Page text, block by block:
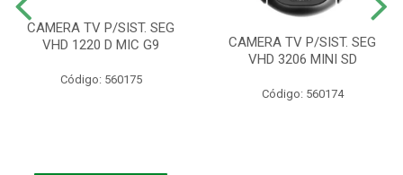
CAMERA TV P/SIST. SEG
VHD 1220 D MIC G9
Código: 560175
CAMERA TV P/SIST. SEG
VHD 3206 MINI SD
Código: 560174